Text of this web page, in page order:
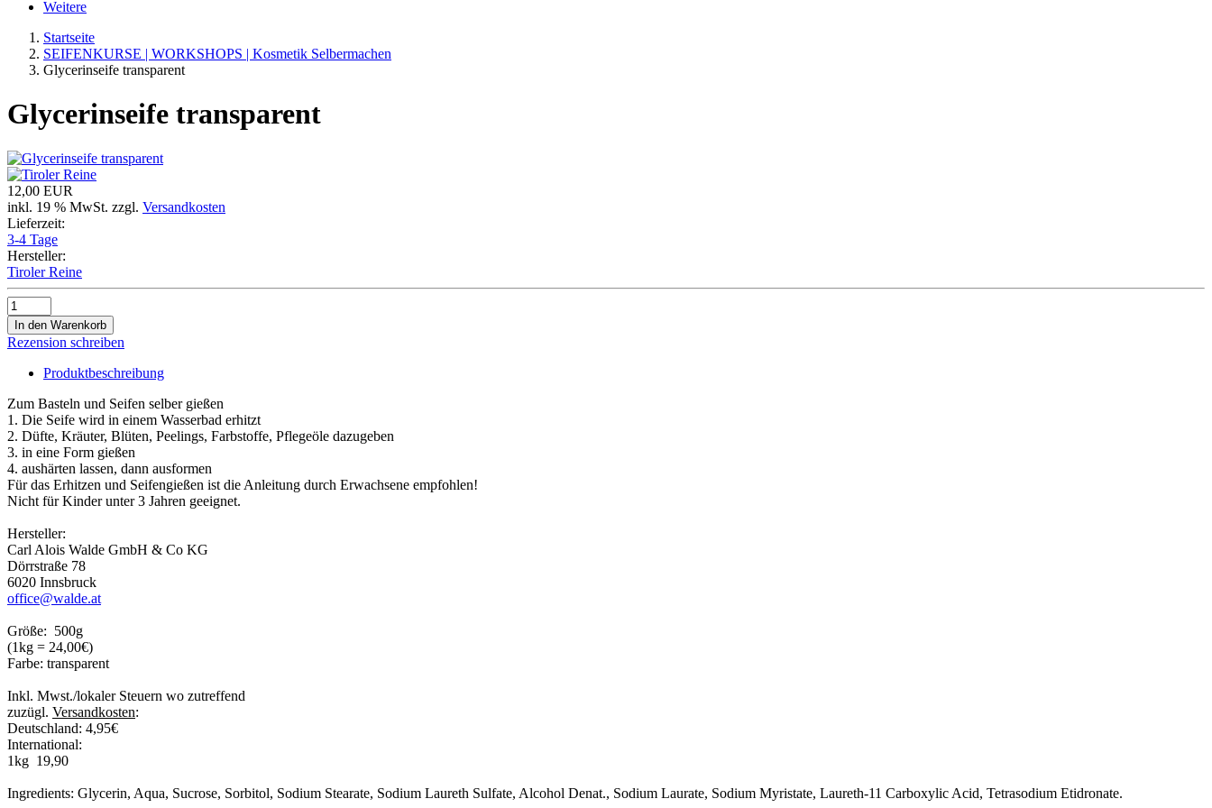
Weitere
Startseite
SEIFENKURSE | WORKSHOPS | Kosmetik Selbermachen
Glycerinseife transparent
Glycerinseife transparent
12,00 EUR
inkl. 19 % MwSt. zzgl. Versandkosten
Lieferzeit:
3-4 Tage
Hersteller:
Tiroler Reine
In den Warenkorb
Rezension schreiben
Produktbeschreibung
Zum Basteln und Seifen selber gießen
1. Die Seife wird in einem Wasserbad erhitzt
2. Düfte, Kräuter, Blüten, Peelings, Farbstoffe, Pflegeöle dazugeben
3. in eine Form gießen
4. aushärten lassen, dann ausformen
Für das Erhitzen und Seifengießen ist die Anleitung durch Erwachsene empfohlen!
Nicht für Kinder unter 3 Jahren geeignet.
Hersteller:
Carl Alois Walde GmbH & Co KG
Dörrstraße 78
6020 Innsbruck
office@walde.at
Größe: 500g
(1kg = 24,00€)
Farbe: transparent
Inkl. Mwst./lokaler Steuern wo zutreffend
zuzügl. Versandkosten:
Deutschland: 4,95€
International:
1kg 19,90
Ingredients: Glycerin, Aqua, Sucrose, Sorbitol, Sodium Stearate, Sodium Laureth Sulfate, Alcohol Denat., Sodium Laurate, Sodium Myristate, Laureth-11 Carboxylic Acid, Tetrasodium Etidronate.